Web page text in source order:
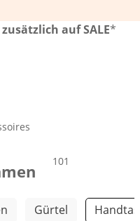
auf SALE*
Produkte
101
Gürtel